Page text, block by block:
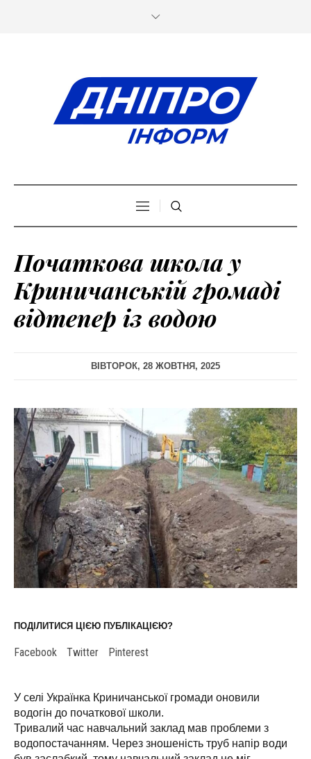
Початкова школа у
Криничанській громаді
відтепер із водою
ВІВТОРОК, 28 ЖОВТНЯ, 2025
ПОДІЛИТИСЯ ЦІЄЮ ПУБЛІКАЦІЄЮ?
Facebook Twitter Pinterest
У селі Українка Криничанської громади оновили
водогін до початкової школи.
Тривалий час навчальний заклад мав проблеми з
водопостачанням. Через зношеність труб напір води